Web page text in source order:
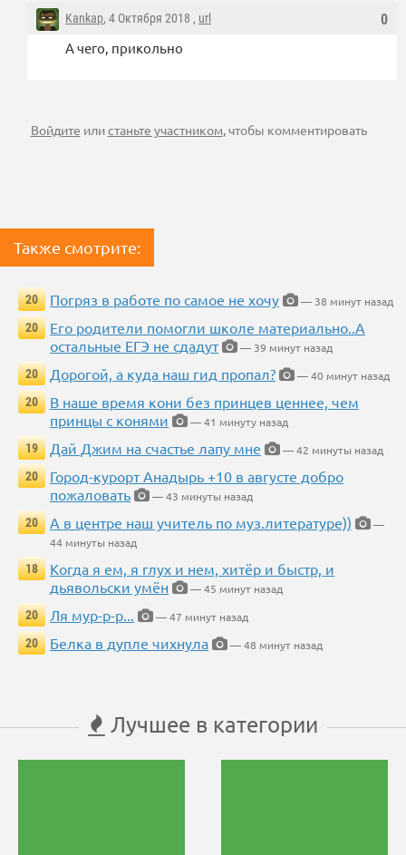
0
Kankap, 4 Октября 2018 , url
А чего, прикольно
Войдите илистаньте участником, чтобы комментировать
Также смотрите:
20 Погряз в работе по самое не хочу
— 38 минут назад
20
Его родители помогли школе материально..А
остальные ЕГЭ не сдадут
— 39 минут назад
20
Дорогой, а куда наш гид пропал?
— 40 минут назад
20
В наше время кони без принцев ценнее, чем
принцы с конями
— 41 минуту назад
19
Дай Джим на счастье лапу мне
— 42 минуты назад
20
Город-курорт Анадырь +10 в августе добро
пожаловать
— 43 минуты назад
20
А в центре наш учитель по муз.литературе))
—
44 минуты назад
18
Когда я ем, я глух и нем, хитёр и быстр, и
дьявольски умён
— 45 минут назад
20
Ля мур-р-р...
— 47 минут назад
20
Белка в дупле чихнула — 48 минут назад
Лучшее в категории